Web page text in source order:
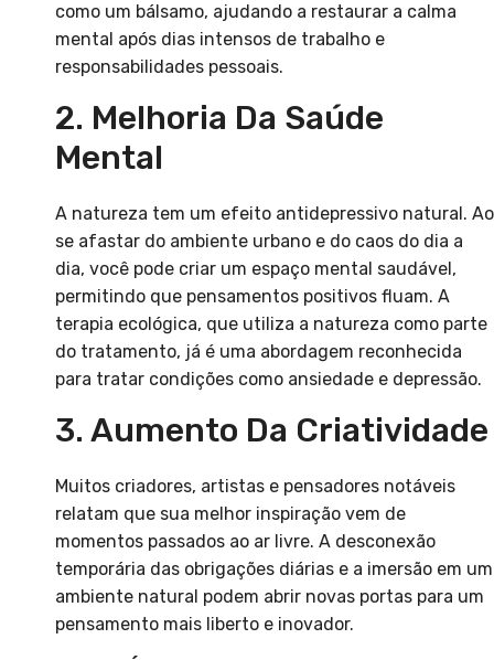
como um bálsamo, ajudando a restaurar a calma
mental após dias intensos de trabalho e
responsabilidades pessoais.
2. Melhoria Da Saúde
Mental
A natureza tem um efeito antidepressivo natural. Ao
se afastar do ambiente urbano e do caos do dia a
dia, você pode criar um espaço mental saudável,
permitindo que pensamentos positivos fluam. A
terapia ecológica, que utiliza a natureza como parte
do tratamento, já é uma abordagem reconhecida
para tratar condições como ansiedade e depressão.
3. Aumento Da Criatividade
Muitos criadores, artistas e pensadores notáveis
relatam que sua melhor inspiração vem de
momentos passados ao ar livre. A desconexão
temporária das obrigações diárias e a imersão em um
ambiente natural podem abrir novas portas para um
pensamento mais liberto e inovador.